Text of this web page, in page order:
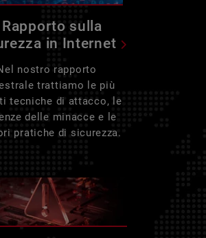
Rapporto sulla
in Internet
nostro rapporto
trattiamo le più
tecniche di attacco, le
delle minacce e le
pratiche di sicurezza.